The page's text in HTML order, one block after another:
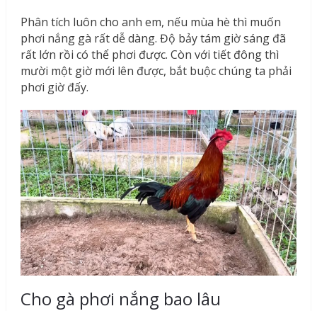
Phân tích luôn cho anh em, nếu mùa hè thì muốn
phơi nắng gà rất dễ dàng. Độ bảy tám giờ sáng đã
rất lớn rồi có thể phơi được. Còn với tiết đông thì
mười một giờ mới lên được, bắt buộc chúng ta phải
phơi giờ đấy.
Cho gà phơi nắng bao lâu